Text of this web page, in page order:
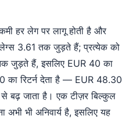
हर लेग पर लागू होती है और
3.61 तक जुड़ते हैं; प्रत्येक को
जुड़ते हैं, इसलिए EUR 40 का
का रिटर्न देता है — EUR 48.30
बढ़ जाता है। एक टीज़र बिल्कुल
अभी भी अनिवार्य है, इसलिए यह